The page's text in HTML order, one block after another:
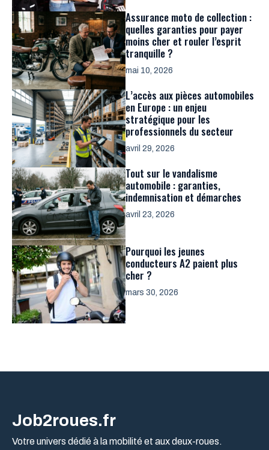
Assurance moto de collection :
quelles garanties pour payer
moins cher et rouler l’esprit
tranquille ?
mai 10, 2026
L’accès aux pièces automobiles
en Europe : un enjeu
stratégique pour les
professionnels du secteur
avril 29, 2026
Tout sur le vandalisme
automobile : garanties,
indemnisation et démarches
avril 23, 2026
Pourquoi les jeunes
conducteurs A2 paient plus
cher ?
mars 30, 2026
Job2roues.fr
Votre univers dédié à la mobilité et aux deux-roues.